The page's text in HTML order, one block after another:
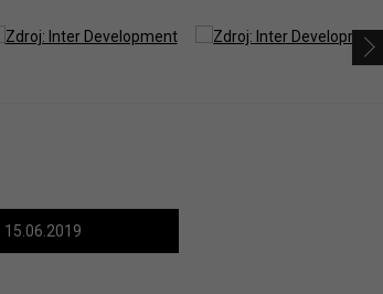
15.06.2019